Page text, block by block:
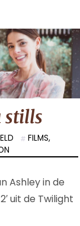
stills
VOOR
‘TWILIGHT’
STILLS
FILMS,
Ashley in de
uit de Twilight